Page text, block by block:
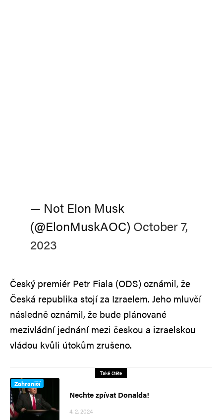
— Not Elon Musk
(@ElonMuskAOC) October 7,
2023
Český premiér Petr Fiala (ODS) oznámil, že
Česká republika stojí za Izraelem. Jeho mluvčí
následně oznámil, že bude plánované
mezivládní jednání mezi českou a izraelskou
vládou kvůli útokům zrušeno.
Také čtěte
Zahraničí
Nechte zpívat Donalda!
4. 2. 2024